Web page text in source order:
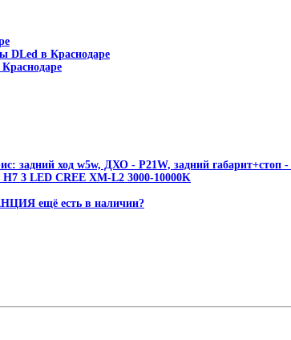
DLed в Краснодаре
задний ход w5w, ДХО - P21W, задний габарит+стоп -
LED CREE XM-L2 3000-10000K
ещё есть в наличии?